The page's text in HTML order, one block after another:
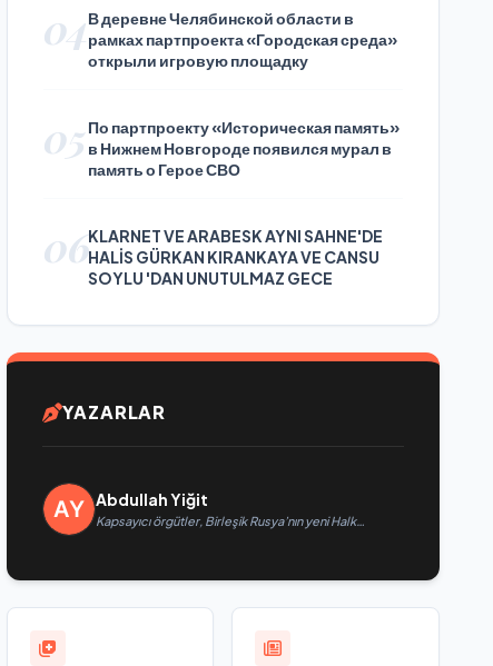
04В деревне Челябинской области в
рамках партпроекта «Городская среда»
открыли игровую площадку
05 По партпроекту «Историческая память»
в Нижнем Новгороде появился мурал в
память о Герое СВО
06KLARNET VE ARABESK AYNI SAHNE'DE
HALİS GÜRKAN KIRANKAYA VE CANSU
SOYLU 'DAN UNUTULMAZ GECE
YAZARLAR
Abdullah Yiğit
Kapsayıcı örgütler, Birleşik Rusya’nın yeni Halk